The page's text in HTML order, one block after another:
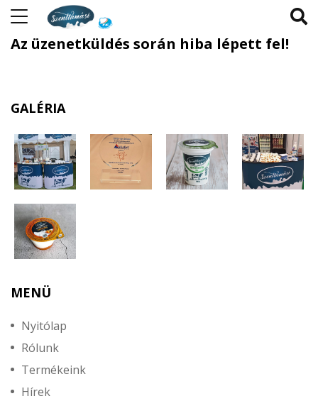
Az üzenetküldés során hiba lépett fel!
GALÉRIA
MENÜ
Nyitólap
Rólunk
Termékeink
Hírek